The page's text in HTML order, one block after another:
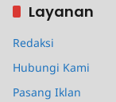
Layanan
Redaksi
Hubungi Kami
Pasang Iklan